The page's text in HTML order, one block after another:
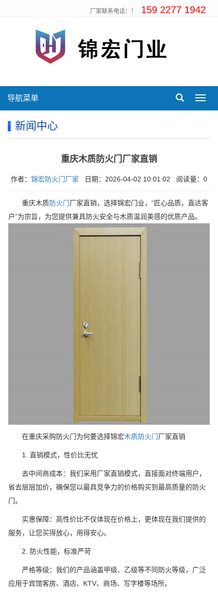
厂家联系电话：！ 159 2277 1942
导航菜单
新闻中心
重庆木质防火门厂家直销
作者： 锦宏防火门厂家 日期：2026-04-02 10:01:02 阅读量：0
重庆木质防火门厂家直销，选择锦宏门业，“匠心品质，直达客
户”‍为宗旨，为您提供兼具防火安全与木质温润美感的优质产品。
在重庆采购防火门为何要选择锦宏木质防火门厂家直销
1. 直销模式，性价比无忧
去中间商成本：我们采用厂家直销模式，直接面对终端用户，
省去层层加价，确保您以最具竞争力的价格购买到最高质量的防火
门。
实惠保障：高性价比不仅体现在价格上，更体现在我们提供的
服务，让您买得放心，用得安心。
2. 防火性能，标准严苛
严格等级：我们的产品涵盖甲级、乙级等不同防火等级，广泛
应用于宾馆客房、酒店、KTV、商场、写字楼等场所。